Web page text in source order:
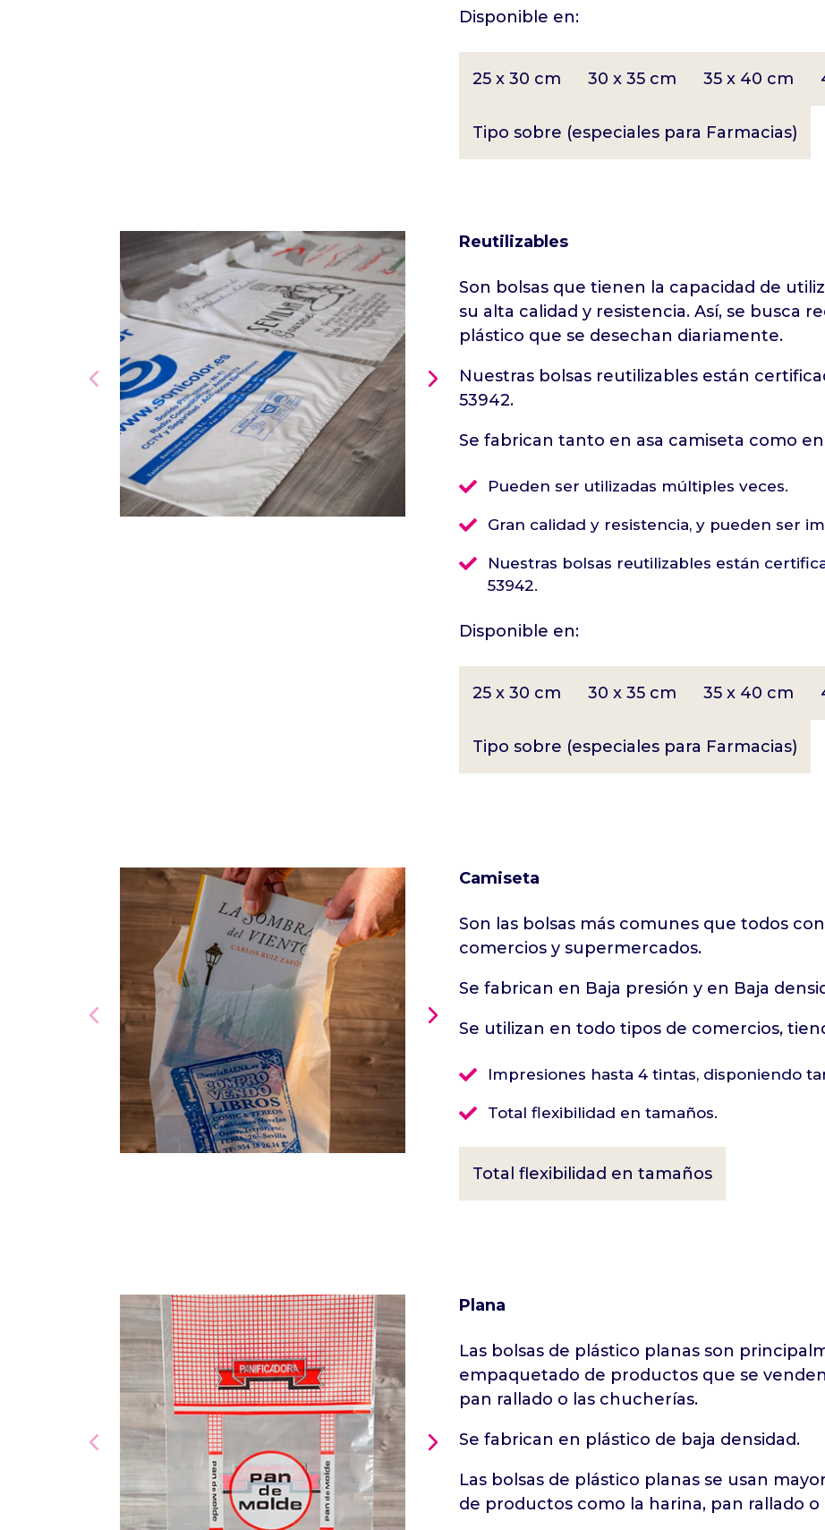
Disponible en:
25 x 30 cm 30 x 35 cm 35 x 40 cm
Tipo sobre (especiales para Farmacias)
Reutilizables
Son bolsas que tienen la capacidad de
su alta calidad y resistencia. Así, se busca
plástico que se desechan diariamente.
Nuestras bolsas reutilizables están
53942.
Se fabrican tanto en asa camiseta como
 Pueden ser utilizadas múltiples veces.
 Gran calidad y resistencia, y pueden ser

Nuestras bolsas reutilizables están
53942.
Disponible en:
25 x 30 cm 30 x 35 cm 35 x 40 cm
Tipo sobre (especiales para Farmacias)
Camiseta
Son las bolsas más comunes que todos
comercios y supermercados.
Se fabrican en Baja presión y en Baja
Se utilizan en todo tipos de comercios,
 Impresiones hasta 4 tintas, disponiendo
 Total flexibilidad en tamaños.
Total flexibilidad en tamaños
Plana
Las bolsas de plástico planas son
empaquetado de productos que se
pan rallado o las chucherías.
Se fabrican en plástico de baja densidad.
Las bolsas de plástico planas se usan
de productos como la harina, pan rallado